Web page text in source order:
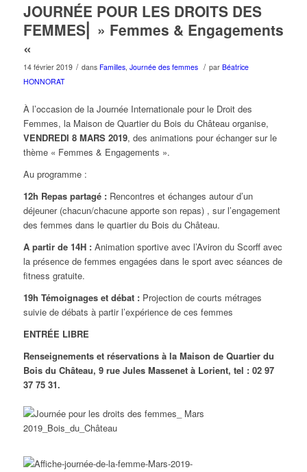
JOURNÉE POUR LES DROITS DES
FEMMES⎜ » Femmes & Engagements
«
14 février 2019 / dans Familles, Journée des femmes / par Béatrice
HONNORAT
À l’occasion de la Journée Internationale pour le Droit des
Femmes, la Maison de Quartier du Bois du Château organise,
VENDREDI 8 MARS 2019, des animations pour échanger sur le
thème « Femmes & Engagements ».
Au programme :
12h Repas partagé : Rencontres et échanges autour d’un
déjeuner (chacun/chacune apporte son repas) , sur l’engagement
des femmes dans le quartier du Bois du Château.
A partir de 14H : Animation sportive avec l’Aviron du Scorff avec
la présence de femmes engagées dans le sport avec séances de
fitness gratuite.
19h Témoignages et débat : Projection de courts métrages
suivie de débats à partir l’expérience de ces femmes
ENTRÉE LIBRE
Renseignements et réservations à la Maison de Quartier du
Bois du Château, 9 rue Jules Massenet à Lorient, tel : 02 97
37 75 31.